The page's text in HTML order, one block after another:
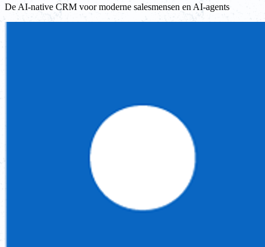
De AI-native CRM voor moderne salesmensen en AI-agents